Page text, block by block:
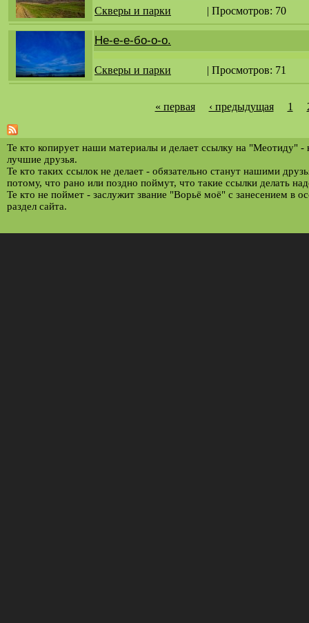
Скверы и парки | Просмотров: 70
Не-е-е-бо-о-о.
Скверы и парки | Просмотров: 71
т
р
а
н
и
« первая ‹ предыдущая 1
Те кто копирует наши материалы и делает ссылку на "Меотиду" -
лучшие друзья.
Те кто таких ссылок не делает - обязательно станут нашими
потому, что рано или поздно поймут, что такие ссылки делать
Те кто не поймет - заслужит звание "Ворьё моё" с занесением в
раздел сайта.